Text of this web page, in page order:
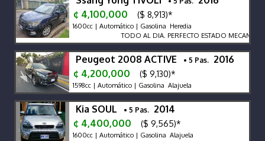
¢ 4,100,000
($ 8,913)*
1600cc | Automático | Gasolina Heredia
TODO AL DIA. PERFECTO ESTADO MECANICO.
Peugeot 2008 ACTIVE • 5 Pas. 2016
¢ 4,200,000
($ 9,130)*
1598cc | Automático | Gasolina Alajuela
Kia SOUL • 5 Pas. 2014
¢ 4,400,000
($ 9,565)*
1600cc | Automático | Gasolina Alajuela